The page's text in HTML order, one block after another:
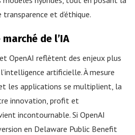
et d’éthique.
de l’IA
OpenAI reflètent des enjeux plus
artificielle. À mesure
les applications se multiplient, la
innovation, profit et
incontournable. Si OpenAI
en Delaware Public Benefit